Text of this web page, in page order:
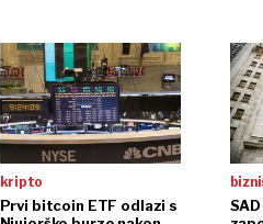
kripto
Prvi bitcoin ETF odlazi s